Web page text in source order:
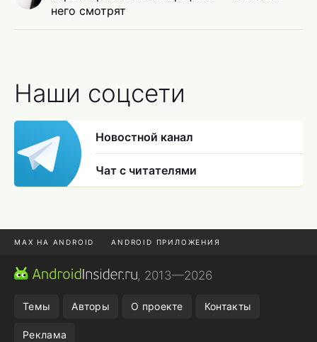
него смотрят
Наши соцсети
Новостной канал
Чат с читателями
MAX НА ANDROID ANDROID ПРИЛОЖЕНИЯ
MAX ИЗ RUSTORE
, 2013—2026
Темы Авторы О проекте Контакты
Реклама